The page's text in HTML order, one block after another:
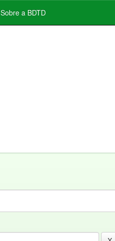
Sobre a BDTD